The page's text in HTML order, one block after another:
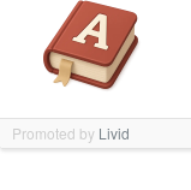
Promoted by Livid